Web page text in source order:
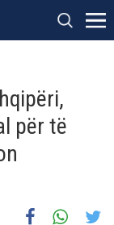
për të